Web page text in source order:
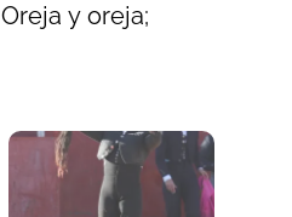
Oreja y oreja;